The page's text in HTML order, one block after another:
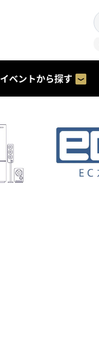
イベントから探す